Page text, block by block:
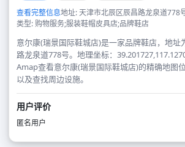
查看完整信息地址: 天津市北辰区辰昌路龙泉道778
类型: 购物服务;服装鞋帽皮具店;品牌鞋店
意尔康(瑞景国际鞋城店)是一家品牌鞋店，地址
路龙泉道778号。地理坐标：
Amap查看意尔康(瑞景国际鞋城店)的精确地图
以及查找周边设施。
用户评价
匿名用户